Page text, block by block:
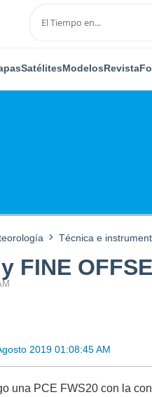
SatélitesModelosRevista
Técnica e
FINE
2019 01:08:45 AM
una PCE FWS20 con la